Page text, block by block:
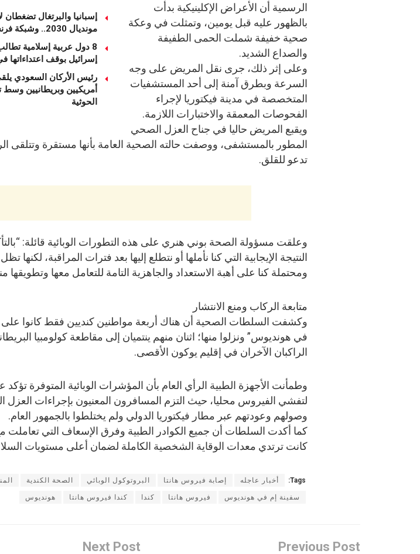
إسبانيا والبرتغال
مونديال 2030.. وشبكة فرنسية تحسم الجدل
8 دول عربية إسلامية
إسرائيل بوقف اعتداءاتها
رئيس الأركان السعودي
أمريكيين وبريطانيين وسط
الحوثية
الرسمية أن الأعراض الإكلينيكية بدأت
بالظهور عليه قبل يومين، وتمثلت في وعكة
صحية خفيفة شملت الحمى الطفيفة
والصداع الشديد.
وعلى إثر ذلك، جرى نقل المريض على وجه
السرعة وبطرق آمنة إلى أحد المستشفيات
المتخصصة في مدينة فيكتوريا لإجراء
الفحوصات المعمقة والاختبارات اللازمة.
ويقبع المريض حاليا في جناح العزل الصحي
المطور بالمستشفى، ووصفت حالته الصحية العامة بأنها مستقرة وتتلقى
تدعو للقلق.
وعلقت مسؤولة الصحة بوني هنري على هذه التطورات الوبائية قائلة:
النتيجة الإيجابية التي كنا نأملها أو نتطلع إليها بعد فترات المراقبة، لكنها
ومحتملة كنا على أهبة الاستعداد والجاهزية التامة للتعامل معها وتطويقها
متابعة الركاب ومنع الانتشار
وكشفت السلطات الصحية أن هناك أربعة مواطنين كنديين فقط كانوا على
في هونديوس” ونزلوا منها؛ اثنان منهم ينتميان إلى مقاطعة كولومبيا
الراكبان الآخران في إقليم يوكون الأقصى.
وطمأنت الأجهزة الطبية الرأي العام بأن المؤشرات الوبائية المتوفرة
لتفشي الفيروس محليا، حيث التزم المسافرون المعنيون بإجراءات العزل
وصولهم وعودتهم عبر مطار فيكتوريا الدولي ولم يختلطوا بالجمهور العام.
كما أكدت السلطات أن جميع الكوادر الطبية وفرق الإسعاف التي تعاملت
كانت ترتدي معدات الوقاية الشخصية الكاملة لضمان أعلى مستويات
Tags: أخبار عاجله إصابة فيروس هانتا البروتوكول الوبائي الصحة الكندية
سفينة إم في هونديوس فيروس هانتا كندا كندا فيروس هانتا هونديوس
Previous Post
Next Post